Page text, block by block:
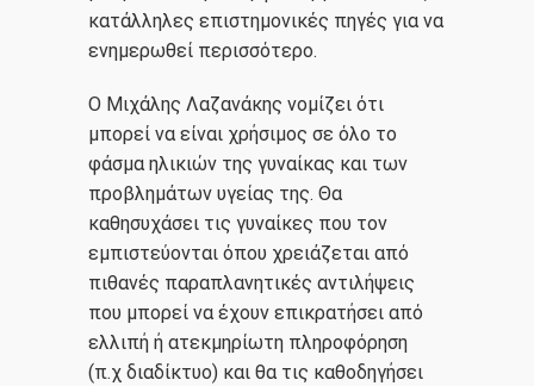
κατάλληλες επιστημονικές πηγές για να
ενημερωθεί περισσότερο.
Ο Μιχάλης Λαζανάκης νομίζει ότι
μπορεί να είναι χρήσιμος σε όλο το
φάσμα ηλικιών της γυναίκας και των
προβλημάτων υγείας της. Θα
καθησυχάσει τις γυναίκες που τον
εμπιστεύονται όπου χρειάζεται από
πιθανές παραπλανητικές αντιλήψεις
που μπορεί να έχουν επικρατήσει από
ελλιπή ή ατεκμηρίωτη πληροφόρηση
(π.χ διαδίκτυο) και θα τις καθοδηγήσει
mlazanakis@yahoo.co.uk